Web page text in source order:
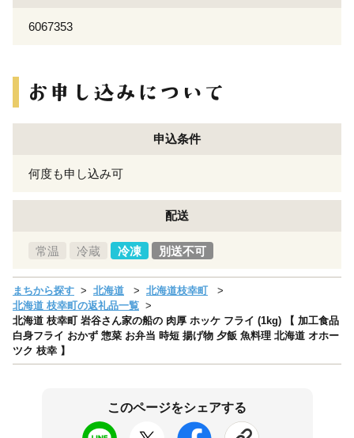
6067353
申込条件
何度も申し込み可
配送
常温 冷蔵 冷凍 別送不可
まちから探す 北海道
北海道枝幸町
北海道 枝幸町の返礼品一覧
北海道 枝幸町 岩谷さん家の船の 肉厚 ホッケ フライ (1kg) 【 加工食品
白身フライ おかず 惣菜 お弁当 時短 揚げ物 夕飯 魚料理 北海道 オホー
ツク 枝幸 】
このページをシェアする